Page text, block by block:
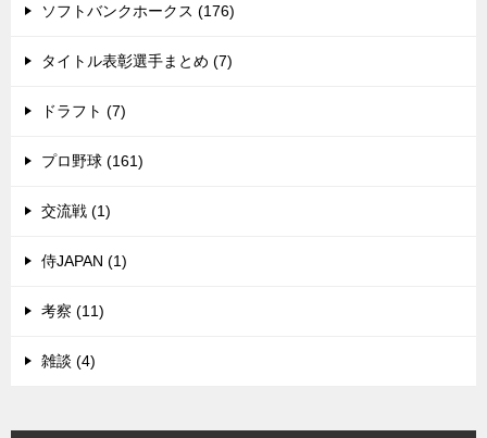
ソフトバンクホークス (176)
タイトル表彰選手まとめ (7)
ドラフト (7)
プロ野球 (161)
交流戦 (1)
侍JAPAN (1)
考察 (11)
雑談 (4)